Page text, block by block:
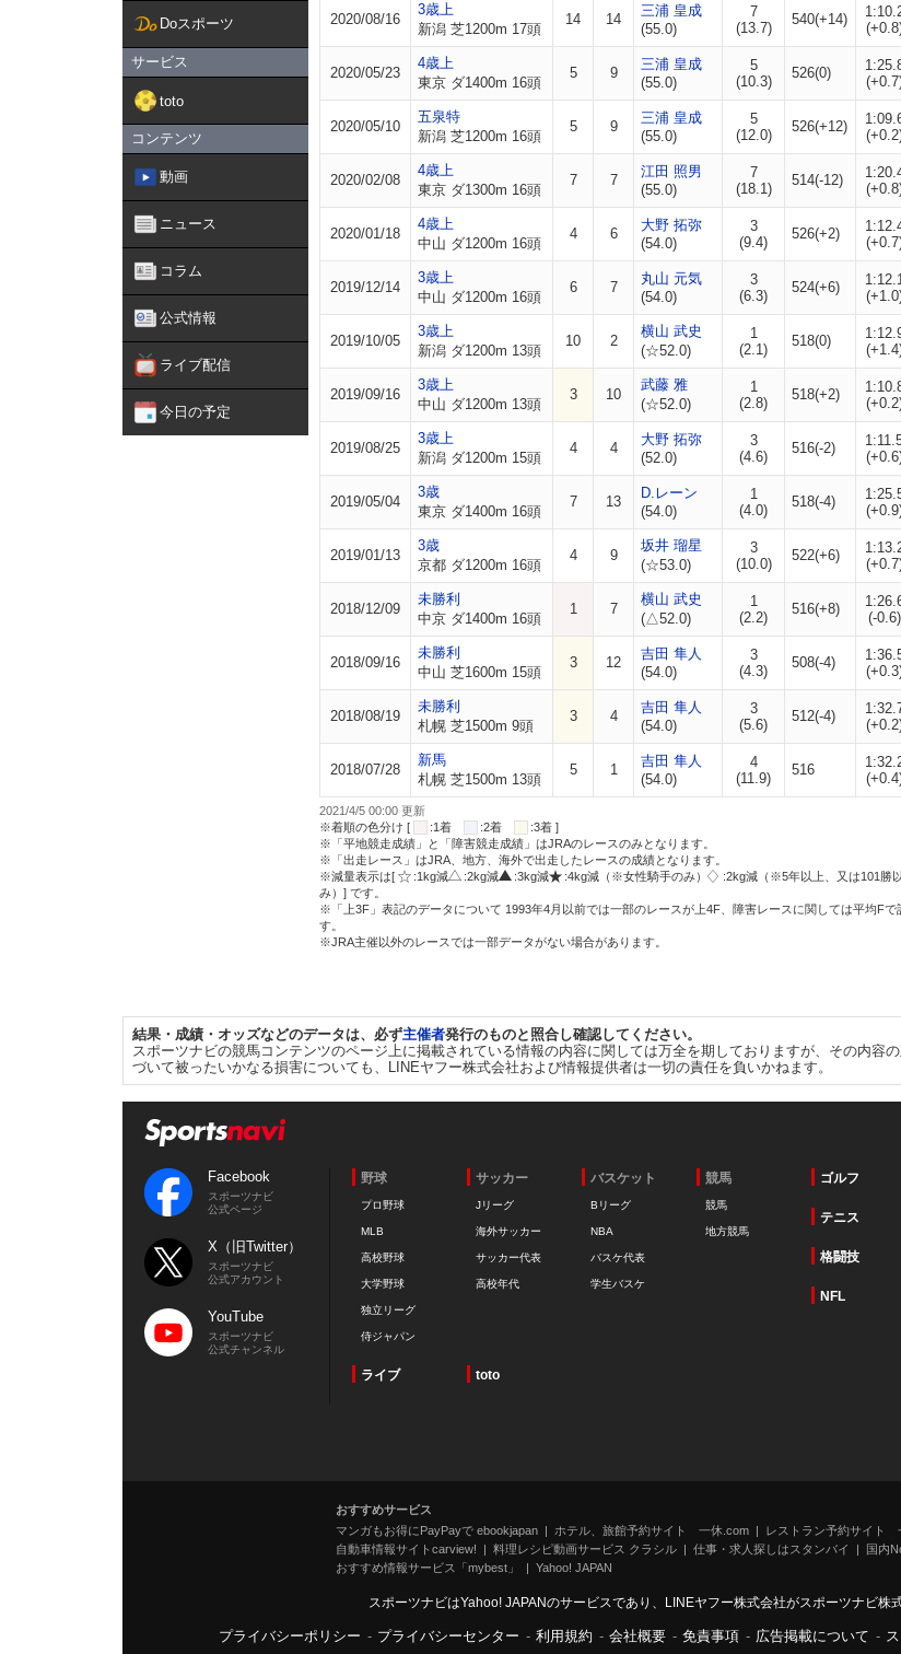
Doスポーツ
サービス
toto
コンテンツ
動画
ニュース
コラム
公式情報
ライブ配信
今日の予定
2020/08/16
3歳上
新潟 芝1200m 17頭
14 14
三浦 皇成
(55.0)
7
(13.7)
540(+14)
2020/05/23
4歳上
東京 ダ1400m 16頭
5 9
三浦 皇成
(55.0)
5
(10.3)
526(0)
2020/05/10
五泉特
新潟 芝1200m 16頭
5 9
三浦 皇成
(55.0)
5
(12.0)
526(+12)
2020/02/08
4歳上
東京 ダ1300m 16頭
7 7
江田 照男
(55.0)
7
(18.1)
514(-12)
2020/01/18
4歳上
中山 ダ1200m 16頭
4 6
大野 拓弥
(54.0)
3
(9.4)
526(+2)
2019/12/14
3歳上
中山 ダ1200m 16頭
6 7
丸山 元気
(54.0)
3
(6.3)
524(+6)
2019/10/05
3歳上
新潟 ダ1200m 13頭
10 2
横山 武史
(☆52.0)
1
(2.1)
518(0)
2019/09/16
3歳上
中山 ダ1200m 13頭
3 10
武藤 雅
(☆52.0)
1
(2.8)
518(+2)
2019/08/25
3歳上
新潟 ダ1200m 15頭
4 4
大野 拓弥
(52.0)
3
(4.6)
516(-2)
2019/05/04
3歳
東京 ダ1400m 16頭
7 13
D.レーン
(54.0)
1
(4.0)
518(-4)
2019/01/13
3歳
京都 ダ1200m 16頭
4 9
坂井 瑠星
(☆53.0)
3
(10.0)
522(+6)
2018/12/09
未勝利
中京 ダ1400m 16頭
1 7
横山 武史
(△52.0)
1
(2.2)
516(+8)
(-0.6)
2018/09/16
未勝利
中山 芝1600m 15頭
3 12
吉田 隼人
(54.0)
3
(4.3)
508(-4)
2018/08/19
未勝利
札幌 芝1500m 9頭
3 4
吉田 隼人
(54.0)
3
(5.6)
512(-4)
2018/07/28
新馬
札幌 芝1500m 13頭
5 1
吉田 隼人
(54.0)
4
(11.9)
516
2021/4/5 00:00 更新
※着順の色分け [
:1着 :2着
:3着 ]
※「平地競走成績」と「障害競走成績」はJRAのレースのみとなります。
※「出走レース」はJRA、地方、海外で出走したレースの成績となります。
※減量表示は[
:1kg減 :2kg減 :3kg減 :4kg減（※女性騎手のみ）
:2kg減（※5年以上、又は101勝
み）] です。
※「上3F」表記のデータについて 1993年4月以前では一部のレースが上4F、障害レースに関しては平均Fで
す。
※JRA主催以外のレースでは一部データがない場合があります。
結果・成績・オッズなどのデータは、必ず主催者発行のものと照合し確認してください。
スポーツナビの競馬コンテンツのページ上に掲載されている情報の内容に関しては万全を期しておりますが、その内容
づいて被ったいかなる損害についても、LINEヤフー株式会社および情報提供者は一切の責任を負いかねます。
Facebook
スポーツナビ
公式ページ
X（旧Twitter）
スポーツナビ
公式アカウント
YouTube
スポーツナビ
公式チャンネル
野球
プロ野球
MLB
高校野球
大学野球
独立リーグ
侍ジャパン
サッカー
Jリーグ
海外サッカー
サッカー代表
高校年代
バスケット
Bリーグ
NBA
バスケ代表
学生バスケ
競馬
競馬
地方競馬
ゴルフ
テニス
格闘技
NFL
ライブ toto
おすすめサービス
マンガもお得にPayPayで ebookjapan
ホテル、旅館予約サイト 一休.com
レストラン予約サイト
自動車情報サイトcarview!
料理レシピ動画サービス クラシル 仕事・求人探しはスタンバイ
国内
おすすめ情報サービス「mybest」
Yahoo! JAPAN
スポーツナビはYahoo! JAPANのサービスであり、LINEヤフー株式会社がスポーツナビ株
プライバシーポリシー - プライバシーセンター - 利用規約 - 会社概要 - 免責事項 - 広告掲載について -